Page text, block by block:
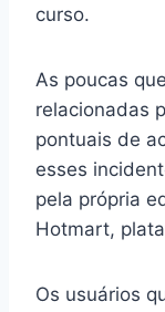
curso.
As poucas
relacionadas
pontuais de
esses
pela própria
Hotmart,
Os usuários